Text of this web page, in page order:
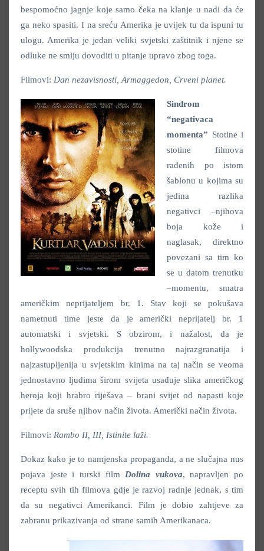
bespomoćno jagnje koje samo čeka na klanje u nadi da će
ga neko spasiti. I na sreću Amerika je uvijek tu da ispuni tu
ulogu. Amerika je jedan veliki svjetski zaštitnik i njene se
odluke ne smiju dovoditi u pitanje upravo zbog toga.
Filmovi: Dan nezavisnosti, Armaggedon, Crveni planet.
Sindrom
“negativaca
momenta” Stotine i
stotine filmova
rađenih po istom
šablonu u kojima su
jedina razlika
negativci –njihova
boja kože i
naglasak, direktno
povezani sa tim ko
se u datom trenutku
–momentu, smatra
američkim neprijateljem br. 1. Stav koji se pokušava
nametnuti time jeste da je američki neprijatelj br. 1
automatski i svjetski. S obzirom, i nažalost, da je
hollywoodska produkcija trenutno najrazgranatija i
najzastupljenija u svjetskim kinima na taj način se veoma
jednostavno ljudima širom svijeta usađuje slika američkog
heroja koji hrabro riješava – brani svijet od napasti koje
prijete da sruše njihov način života. Američki način života.
Filmovi: Rambo II, III, Istinite laži.
Dokaz kako je to namjenska propaganda, a ne slučajna nus
pojava jeste i turski filmDolina vukova, napravljen po
receptu svih tih filmova gdje je razvoj radnje jednak, s tim
da su negativci Amerikanci. Film je dobio zahtjeve za
zabranu prikazivanja od strane samih Amerikanaca.